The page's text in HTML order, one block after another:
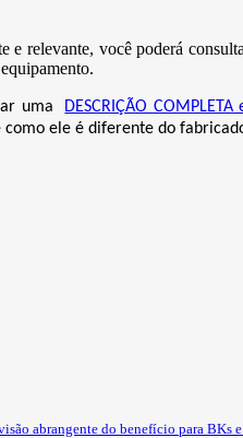
e relevante, você poderá
uma DESCRIÇÃO COMPLETA
ele é diferente do
abrangente do benefício para BKs